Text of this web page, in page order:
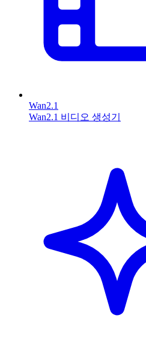
Wan2.1
Wan2.1 비디오 생성기